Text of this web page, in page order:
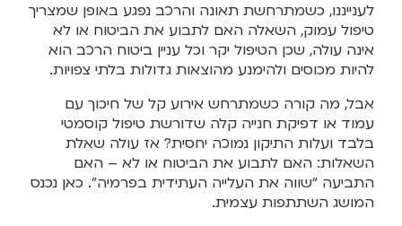
לענייננו, כשמתרחשת תאונה והרכב נפגע באופן שמצריך
טיפול עמוק, השאלה האם לתבוע את הביטוח או לא
אינה עולה, שכן הטיפול יקר וכל עניין ביטוח הרכב הוא
להיות מכוסים ולהימנע מהוצאות גדולות בלתי צפויות.
אבל, מה קורה כשמתרחש אירוע קל של חיכוך עם
עמוד או דפיקת חנייה קלה שדורשת טיפול קוסמטי
בלבד ועלות התיקון נמוכה יחסית? אז עולה שאלת
השאלות: האם לתבוע את הביטוח או לא – האם
התביעה “שווה את העלייה העתידית בפרמיה”. כאן נכנס
המושג השתתפות עצמית.